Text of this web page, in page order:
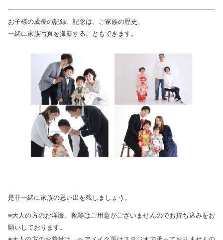
お子様の成長の記録、記念は、ご家族の歴史。
一緒に家族写真を撮影することもできます。
是非一緒に家族の思い出を残しましょう。
※大人の方のお洋服、靴等はご用意がございませんのでお持ち込みをお
願いしております。